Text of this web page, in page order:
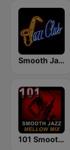
Smooth Jazz Tri-Cities WA
101 Smooth Jazz Mellow Mix